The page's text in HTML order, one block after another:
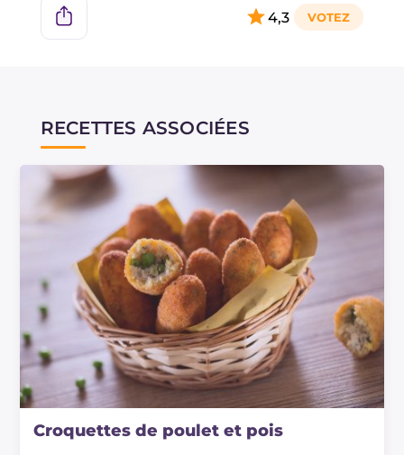
4,3
RECETTES ASSOCIÉES
Croquettes de poulet et pois